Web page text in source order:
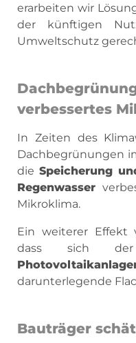
erarbeiten wir
der künftigen
Umweltschutz
verbessertes
In Zeiten des
Dachbegrünungen
die Speicherung
Regenwasser
Mikroklima.
Ein weiterer Effekt
dass sich
darunterlegende
Bauträger